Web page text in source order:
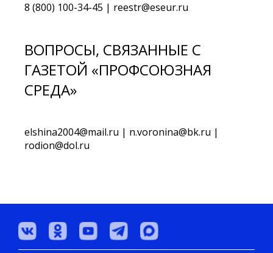
8 (800) 100-34-45 | reestr@eseur.ru
ВОПРОСЫ, СВЯЗАННЫЕ С
ГАЗЕТОЙ «ПРОФСОЮЗНАЯ
СРЕДА»
elshina2004@mail.ru | n.voronina@bk.ru |
rodion@dol.ru